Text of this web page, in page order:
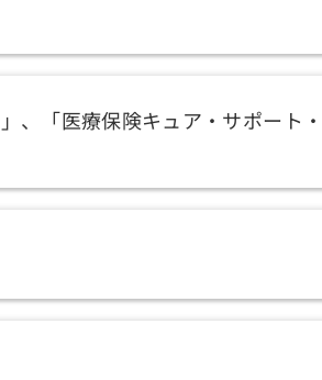
、「医療保険キュア・サポート